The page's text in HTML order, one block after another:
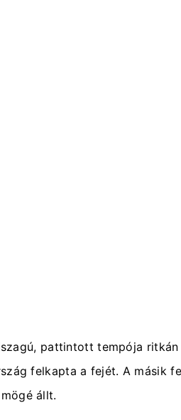
pattintott tempója
felkapta a fejét. A másik
állt.